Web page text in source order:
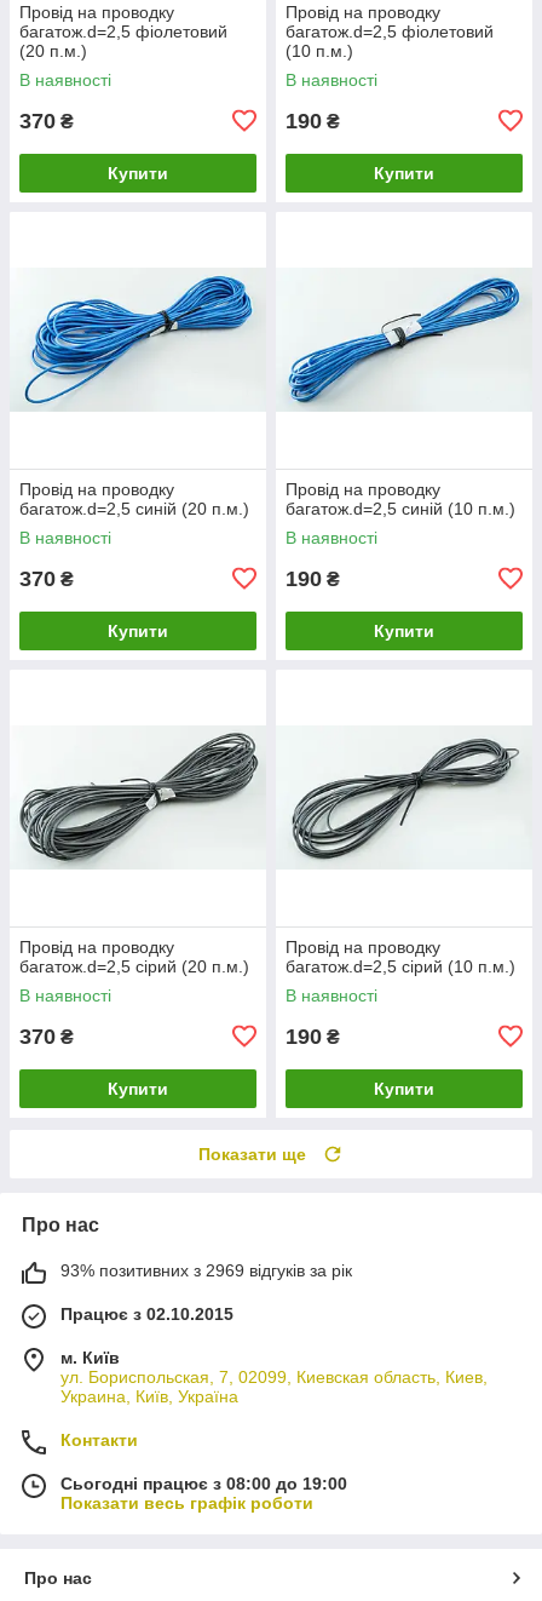
Провід на проводку
багатож.d=2,5 фіолетовий
(20 п.м.)
В наявності
370 ₴
Купити
Провід на проводку
багатож.d=2,5 фіолетовий
(10 п.м.)
В наявності
190 ₴
Купити
Провід на проводку
багатож.d=2,5 синій (20 п.м.)
В наявності
370 ₴
Купити
Провід на проводку
багатож.d=2,5 синій (10 п.м.)
В наявності
190 ₴
Купити
Провід на проводку
багатож.d=2,5 сірий (20 п.м.)
В наявності
370 ₴
Купити
Провід на проводку
багатож.d=2,5 сірий (10 п.м.)
В наявності
190 ₴
Купити
Показати ще
Про нас
93% позитивних з 2969 відгуків за рік
Працює з 02.10.2015
м. Київ
ул. Бориспольская, 7, 02099, Киевская область, Киев,
Украина, Київ, Україна
Контакти
Сьогодні працює з 08:00 до 19:00
Показати весь графік роботи
Про нас